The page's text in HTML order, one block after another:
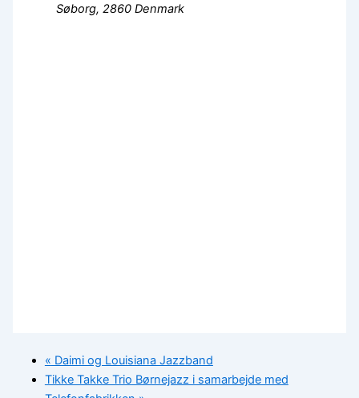
Søborg, 2860 Denmark
« Daimi og Louisiana Jazzband
Tikke Takke Trio Børnejazz i samarbejde med